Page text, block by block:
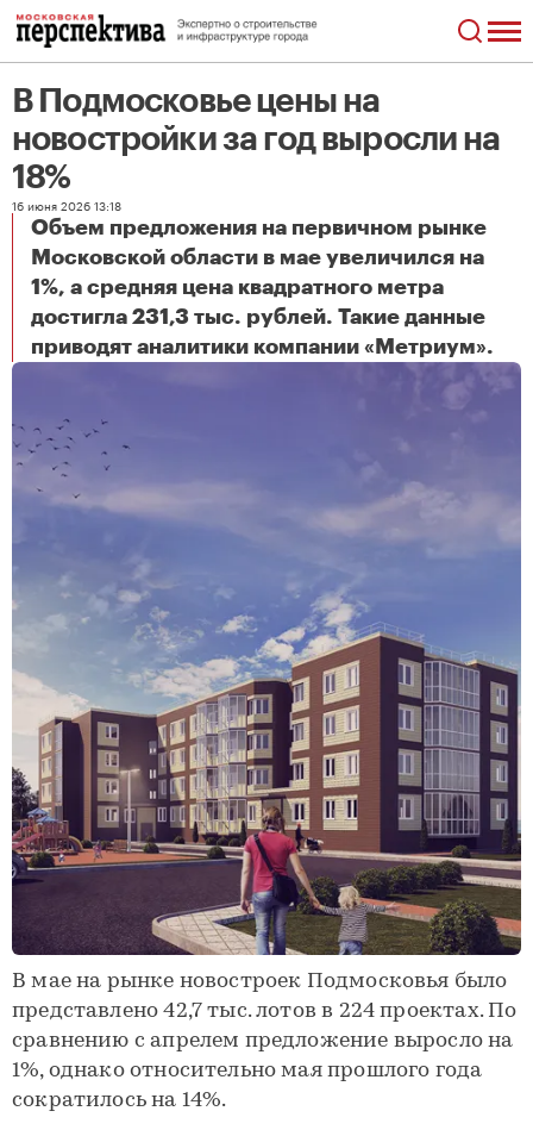
В Подмосковье цены на
новостройки за год выросли на
18%
16 июня 2026 13:18
Объем предложения на первичном рынке
Московской области в мае увеличился на
1%, а средняя цена квадратного метра
достигла 231,3 тыс. рублей. Такие данные
приводят аналитики компании «Метриум».
В Подмосковье цены на новостройки за год выросли на 18%
В мае на рынке новостроек Подмосковья было
представлено 42,7 тыс. лотов в 224 проектах. По
сравнению с апрелем предложение выросло на
1%, однако относительно мая прошлого года
сократилось на 14%.